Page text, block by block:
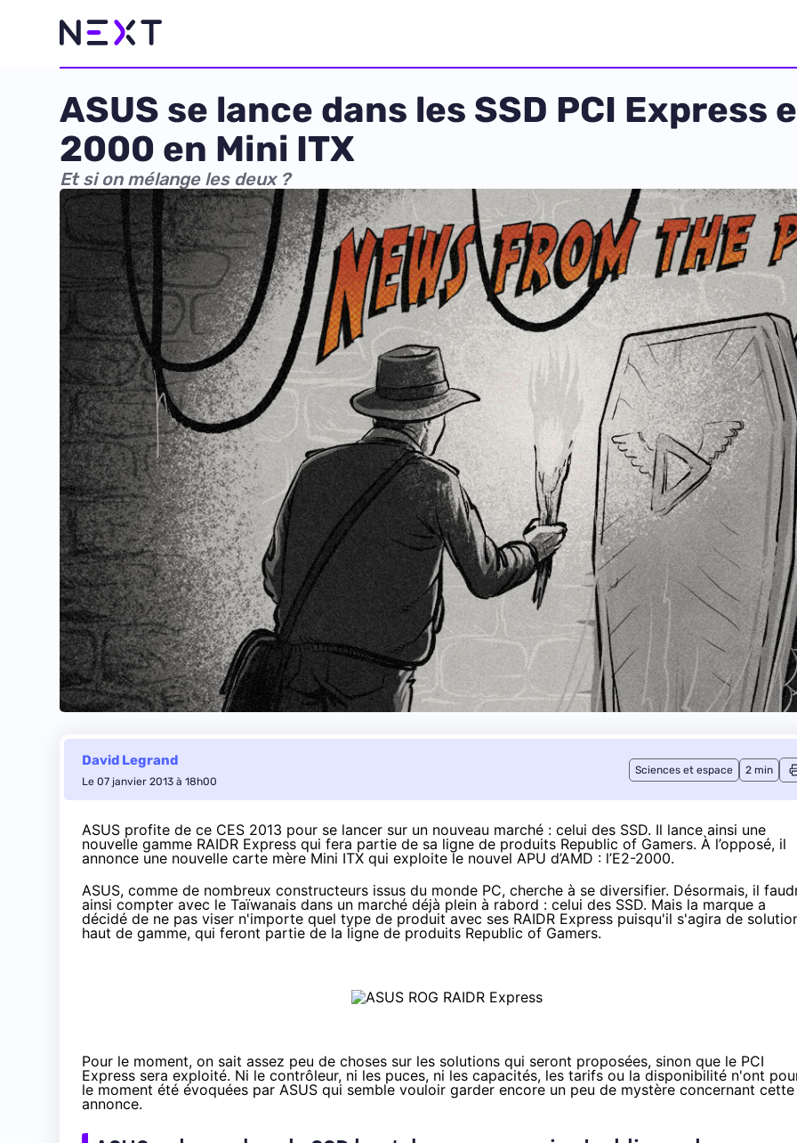
ASUS se lance dans les SSD PCI Express
2000 en Mini ITX
Et si on mélange les deux ?
David Legrand
Le 07 janvier 2013 à 18h00
Sciences et espace 2 min
ASUS profite de ce CES 2013 pour se lancer sur un nouveau marché : celui des SSD. Il lance ainsi une
nouvelle gamme RAIDR Express qui fera partie de sa ligne de produits Republic of Gamers. À l’opposé, il
annonce une nouvelle carte mère Mini ITX qui exploite le nouvel APU d’AMD : l’E2-2000.
ASUS, comme de nombreux constructeurs issus du monde PC, cherche à se diversifier. Désormais, il
ainsi compter avec le Taïwanais dans un marché déjà plein à rabord : celui des SSD. Mais la marque a
décidé de ne pas viser n'importe quel type de produit avec ses RAIDR Express puisqu'il s'agira de
haut de gamme, qui feront partie de la ligne de produits Republic of Gamers.
Pour le moment, on sait assez peu de choses sur les solutions qui seront proposées, sinon que le PCI
Express sera exploité. Ni le contrôleur, ni les puces, ni les capacités, les tarifs ou la disponibilité n'ont
le moment été évoquées par ASUS qui semble vouloir garder encore un peu de mystère concernant cette
annonce.